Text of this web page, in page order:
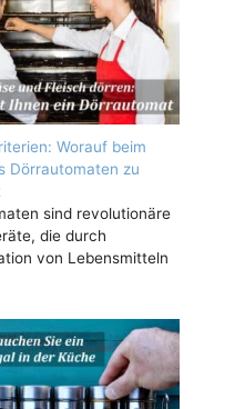
Worauf beim
Dörrautomaten zu
sind revolutionäre
die durch
von Lebensmitteln